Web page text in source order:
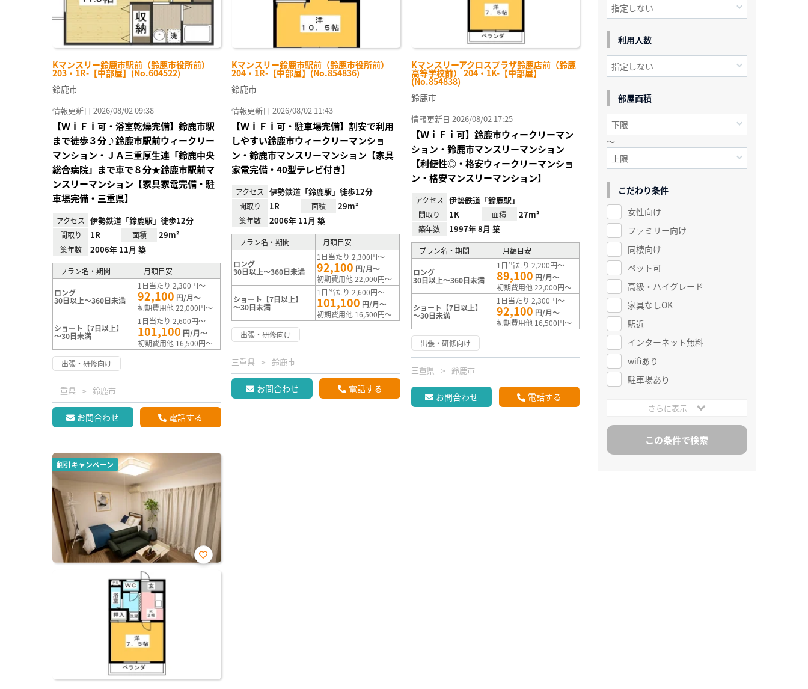
Kマンスリー鈴鹿市駅前（鈴鹿市役所前）
203・1R-【中部屋】(No.604522)
鈴鹿市
情報更新日 2026/08/02 09:38
【ＷｉＦｉ可・浴室乾燥完備】鈴鹿市駅
まで徒歩３分♪鈴鹿市駅前ウィークリー
マンション・ＪＡ三重厚生連「鈴鹿中央
総合病院」まで車で８分★鈴鹿市駅前マ
ンスリーマンション【家具家電完備・駐
車場完備・三重県】
アクセス 伊勢鉄道「鈴鹿駅」徒歩12分
間取り 1R 面積 29m²
築年数 2006年 11月 築
プラン名・期間 月額目安
ロング
30日以上～360日未満
1日当たり 2,300円～
92,100 円/月～
初期費用他 22,000円～
ショート【7日以上】
～30日未満
1日当たり 2,600円～
101,100 円/月～
初期費用他 16,500円～
出張・研修向け
三重県 鈴鹿市
お問合わせ 電話する
Kマンスリー鈴鹿市駅前（鈴鹿市役所前）
204・1R-【中部屋】(No.854836)
鈴鹿市
情報更新日 2026/08/02 11:43
【ＷｉＦｉ可・駐車場完備】割安で利用
しやすい鈴鹿市ウィークリーマンショ
ン・鈴鹿市マンスリーマンション【家具
家電完備・40型テレビ付き】
アクセス 伊勢鉄道「鈴鹿駅」徒歩12分
間取り 1R 面積 29m²
築年数 2006年 11月 築
プラン名・期間 月額目安
ロング
30日以上～360日未満
1日当たり 2,300円～
92,100 円/月～
初期費用他 22,000円～
ショート【7日以上】
～30日未満
1日当たり 2,600円～
101,100 円/月～
初期費用他 16,500円～
出張・研修向け
三重県 鈴鹿市
お問合わせ 電話する
Kマンスリーアクロスプラザ鈴鹿店前（鈴鹿
高等学校前） 204・1K-【中部屋】
(No.854838)
鈴鹿市
情報更新日 2026/08/02 17:25
【ＷｉＦｉ可】鈴鹿市ウィークリーマン
ション・鈴鹿市マンスリーマンション
【利便性◎・格安ウィークリーマンショ
ン・格安マンスリーマンション】
アクセス 伊勢鉄道「鈴鹿駅」
間取り 1K 面積 27m²
築年数 1997年 8月 築
プラン名・期間 月額目安
ロング
30日以上～360日未満
1日当たり 2,200円～
89,100 円/月～
初期費用他 22,000円～
ショート【7日以上】
～30日未満
1日当たり 2,300円～
92,100 円/月～
初期費用他 16,500円～
出張・研修向け
三重県 鈴鹿市
お問合わせ 電話する
割引キャンペーン
お気
利用人数
部屋面積
～
こだわり条件
女性向け
ファミリー向け
同棲向け
ペット可
高級・ハイグレード
家具なしOK
駅近
インターネット無料
wifiあり
駐車場あり
さらに表示